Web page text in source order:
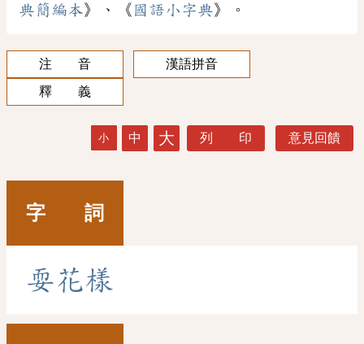
典簡編本》、《 國語小字典》。
注 音
漢語拼音
釋 義
小 中 大 列 印 意見回饋
字 詞
耍花樣